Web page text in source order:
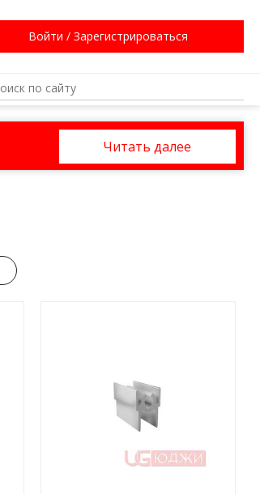
Войти / Зарегистрироваться
Читать далее